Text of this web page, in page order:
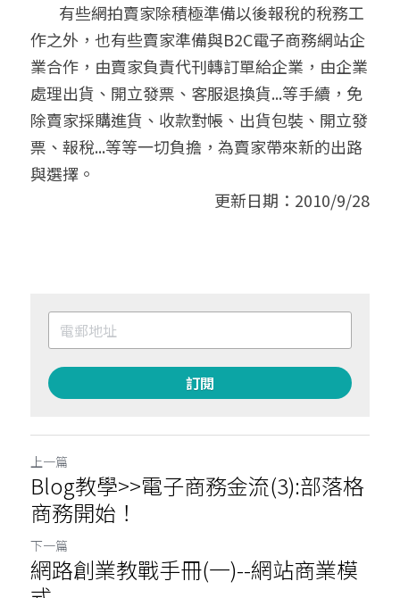
作之外，也有些賣家準備與B2C電子商務網站企
業合作，由賣家負責代刊轉訂單給企業，由企業
處理出貨、開立發票、客服退換貨...等手續，免
除賣家採購進貨、收款對帳、出貨包裝、開立發
票、報稅...等等一切負擔，為賣家帶來新的出路
與選擇。
更新日期：2010/9/28
訂閱
上一篇
Blog教學>>電子商務金流(3):部落格
商務開始！
下一篇
網路創業教戰手冊(一)--網站商業模